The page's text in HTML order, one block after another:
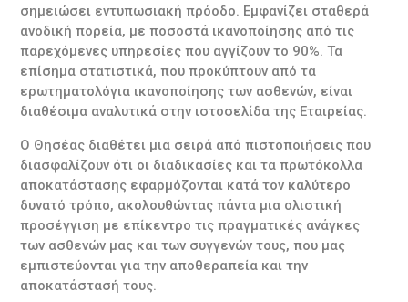
σημειώσει εντυπωσιακή πρόοδο. Εμφανίζει σταθερά
ανοδική πορεία, με ποσοστά ικανοποίησης από τις
παρεχόμενες υπηρεσίες που αγγίζουν το 90%. Τα
επίσημα στατιστικά, που προκύπτουν από τα
ερωτηματολόγια ικανοποίησης των ασθενών, είναι
διαθέσιμα αναλυτικά στην ιστοσελίδα της Εταιρείας.
Ο Θησέας διαθέτει μια σειρά από πιστοποιήσεις που
διασφαλίζουν ότι οι διαδικασίες και τα πρωτόκολλα
αποκατάστασης εφαρμόζονται κατά τον καλύτερο
δυνατό τρόπο, ακολουθώντας πάντα μια ολιστική
προσέγγιση με επίκεντρο τις πραγματικές ανάγκες
των ασθενών μας και των συγγενών τους, που μας
εμπιστεύονται για την αποθεραπεία και την
αποκατάστασή τους.